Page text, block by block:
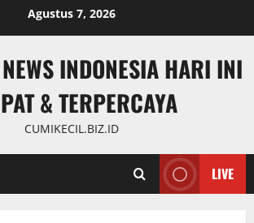
Agustus 7, 2026
INDONESIA HARI INI
& TERPERCAYA
CUMIKECIL.BIZ.ID
LIVE